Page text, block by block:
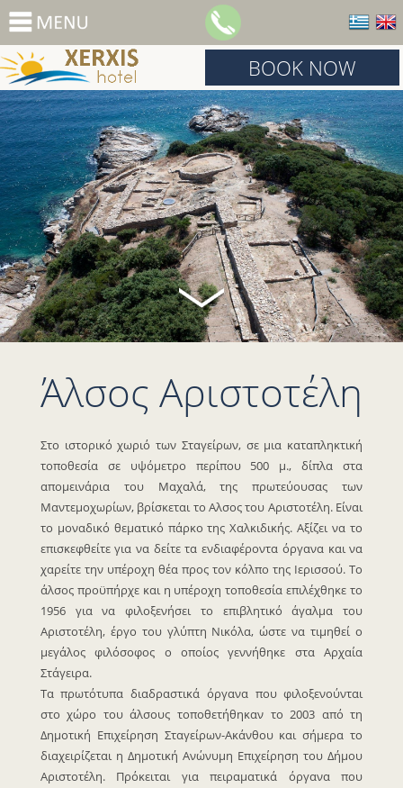
BOOK NOW
Άλσος Αριστοτέλη
Στο ιστορικό χωριό των Σταγείρων, σε μια καταπληκτική
τοποθεσία σε υψόμετρο περίπου 500 μ., δίπλα στα
απομεινάρια του Μαχαλά, της πρωτεύουσας των
Μαντεμοχωρίων, βρίσκεται το Αλσος του Αριστοτέλη. Είναι
το μοναδικό θεματικό πάρκο της Χαλκιδικής. Αξίζει να το
επισκεφθείτε για να δείτε τα ενδιαφέροντα όργανα και να
χαρείτε την υπέροχη θέα προς τον κόλπο της Ιερισσού. Το
άλσος προϋπήρχε και η υπέροχη τοποθεσία επιλέχθηκε το
1956 για να φιλοξενήσει το επιβλητικό άγαλμα του
Αριστοτέλη, έργο του γλύπτη Νικόλα, ώστε να τιμηθεί ο
μεγάλος φιλόσοφος ο οποίος γεννήθηκε στα Αρχαία
Στάγειρα.
Τα πρωτότυπα διαδραστικά όργανα που φιλοξενούνται
στο χώρο του άλσους τοποθετήθηκαν το 2003 από τη
Δημοτική Επιχείρηση Σταγείρων-Ακάνθου και σήμερα το
διαχειρίζεται η Δημοτική Ανώνυμη Επιχείρηση του Δήμου
Αριστοτέλη. Πρόκειται για πειραματικά όργανα που